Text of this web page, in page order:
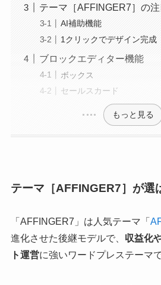
テーマ［AFFINGER7］の注
AI補助機能
1クリックでデザイン完成
ブロックエディター機能
ボックス
セールスカード
もっと見る
テーマ［AFFINGER7］が選
「AFFINGER7」は人気テーマ「
進化させた後継モデルで、 収益化
ト運営に強いワードプレステーマで